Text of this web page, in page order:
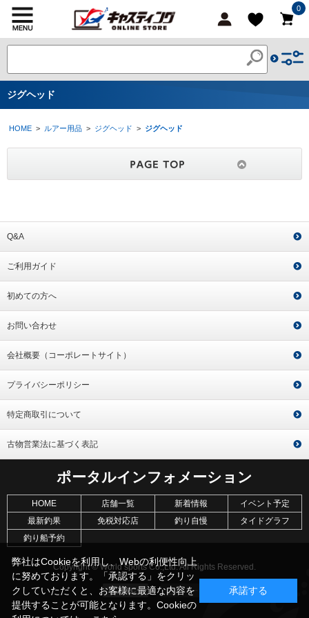
0
ジグヘッド
HOME > ルアー用品 > ジグヘッド > ジグヘッド
Q&A
ご利用ガイド
初めての方へ
お問い合わせ
会社概要（コーポレートサイト）
プライバシーポリシー
特定商取引について
古物営業法に基づく表記
ポータルインフォメーション
HOME 店舗一覧 新着情報
イベント予定
最新釣果
免税対応店 釣り自慢
タイドグラフ
釣り船予約
Copyright © World sports Co.,Ltd. All Rights Reserved.
弊社はCookieを利用し、Webの利便性向上
に努めております。「承認する」をクリッ
クしていただくと、お客様に最適な内容を
提供することが可能となります。Cookieの
承諾する